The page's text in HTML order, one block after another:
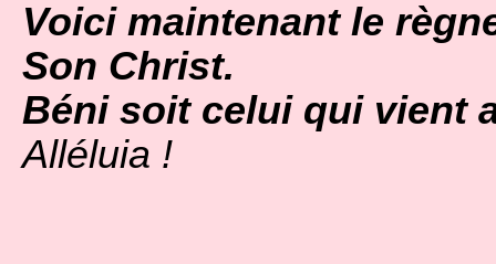
Voici maintenant le
Son Christ.
Béni soit celui qui vient
Alléluia !